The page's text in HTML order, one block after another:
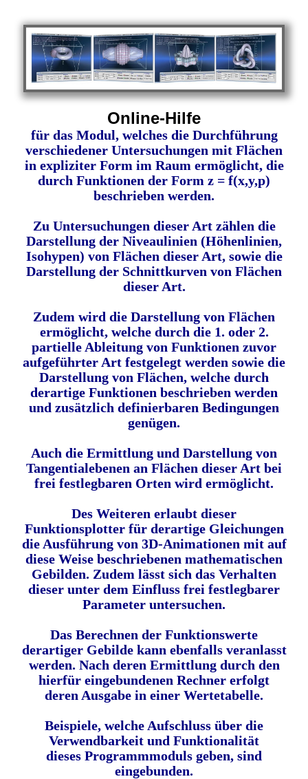
Online-Hilfe
für das Modul, welches die Durchführung
verschiedener Untersuchungen mit Flächen
in expliziter Form im Raum ermöglicht, die
durch Funktionen der Form z = f(x,y,p)
beschrieben werden.
Zu Untersuchungen dieser Art zählen die
Darstellung der Niveaulinien (Höhenlinien,
Isohypen) von Flächen dieser Art, sowie die
Darstellung der Schnittkurven von Flächen
dieser Art.
Zudem wird die Darstellung von Flächen
ermöglicht, welche durch die 1. oder 2.
partielle Ableitung von Funktionen zuvor
aufgeführter Art festgelegt werden sowie die
Darstellung von Flächen, welche durch
derartige Funktionen beschrieben werden
und zusätzlich definierbaren Bedingungen
genügen.
Auch die Ermittlung und Darstellung von
Tangentialebenen an Flächen dieser Art bei
frei festlegbaren Orten wird ermöglicht.
Des Weiteren erlaubt dieser
Funktionsplotter für derartige Gleichungen
die Ausführung von 3D-Animationen mit auf
diese Weise beschriebenen mathematischen
Gebilden. Zudem lässt sich das Verhalten
dieser unter dem Einfluss frei festlegbarer
Parameter untersuchen.
Das Berechnen der Funktionswerte
derartiger Gebilde kann ebenfalls veranlasst
werden. Nach deren Ermittlung durch den
hierfür eingebundenen Rechner erfolgt
deren Ausgabe in einer Wertetabelle.
Beispiele, welche Aufschluss über die
Verwendbarkeit und Funktionalität
dieses Programmmoduls geben, sind
eingebunden.